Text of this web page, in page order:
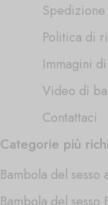
Spedizione
Politica di
Immagini
Video di
Contattaci
Categorie più
Bambola del sesso